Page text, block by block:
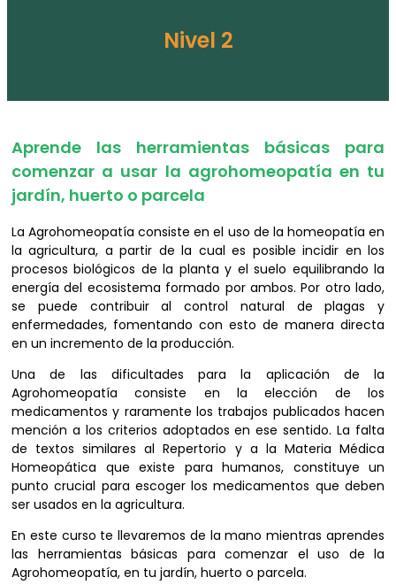
Nivel 2
Aprende las herramientas básicas para
comenzar a usar la agrohomeopatía en tu
jardín, huerto o parcela
La Agrohomeopatía consiste en el uso de la homeopatía en
la agricultura, a partir de la cual es posible incidir en los
procesos biológicos de la planta y el suelo equilibrando la
energía del ecosistema formado por ambos. Por otro lado,
se puede contribuir al control natural de plagas y
enfermedades, fomentando con esto de manera directa
en un incremento de la producción.
Una de las dificultades para la aplicación de la
Agrohomeopatía consiste en la elección de los
medicamentos y raramente los trabajos publicados hacen
mención a los criterios adoptados en ese sentido. La falta
de textos similares al Repertorio y a la Materia Médica
Homeopática que existe para humanos, constituye un
punto crucial para escoger los medicamentos que deben
ser usados en la agricultura.
En este curso te llevaremos de la mano mientras aprendes
las herramientas básicas para comenzar el uso de la
Agrohomeopatía, en tu jardín, huerto o parcela.